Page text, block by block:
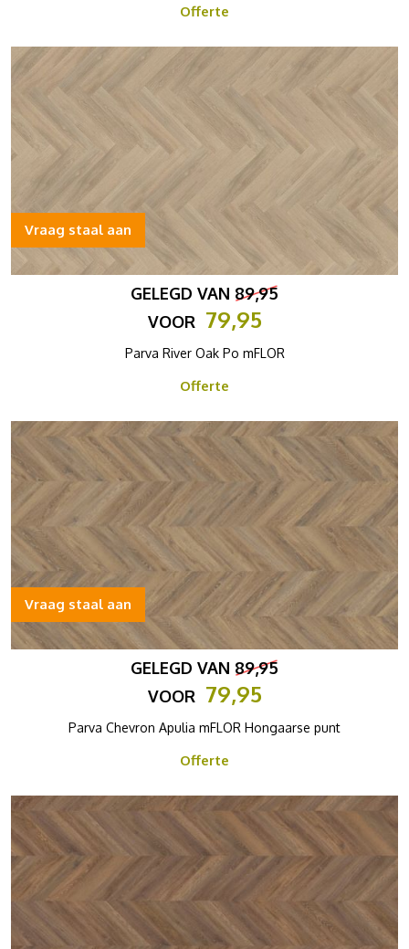
Offerte
GELEGD VAN 89,95
VOOR 79,95
Parva River Oak Po mFLOR
Offerte
Vraag staal aan
GELEGD VAN 89,95
VOOR 79,95
Parva Chevron Apulia mFLOR Hongaarse punt
Offerte
Vraag staal aan